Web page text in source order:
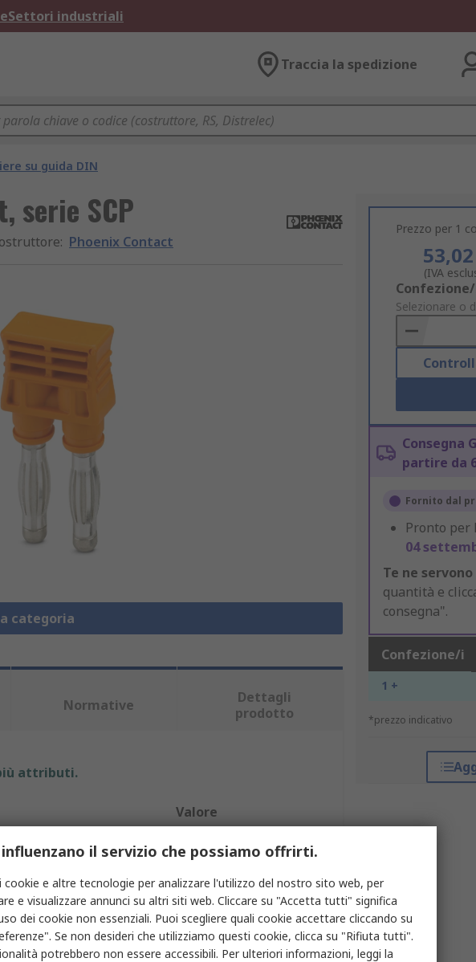
Settori industriali
Traccia la spedizione
su guida DIN
serie SCP
: Phoenix Contact
categoria
Prezzo per 1
(IVA
Add
to
Basket
Selezionare o
Consegna
partire da
Fornito dal
Pronto per
04
Te ne
quantità e
consegna".
Confezione/i
1 +
*prezzo indicativo
Normative
Dettagli
prodotto
attributi.
Valore
Phoenix Contact
Connettore
Connettore
SCP
il servizio che possiamo offrirti.
cookie e altre tecnologie per analizzare l'utilizzo del nostro sito web, per
e visualizzare annunci su altri siti web. Cliccare su "Accetta tutti" significa
dei cookie non essenziali. Puoi scegliere quali cookie accettare cliccando su
Se non desideri che utilizziamo questi cookie, clicca su "Rifiuta tutti".
potrebbero non essere accessibili. Per ulteriori informazioni, leggi la